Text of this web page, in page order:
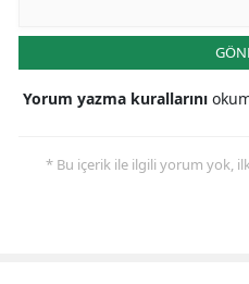
Yorum yazma kurallarını
* Bu içerik ile ilgili yorum yok,